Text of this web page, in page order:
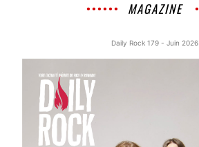
MAGAZINE
Daily Rock 179 - Juin 2026